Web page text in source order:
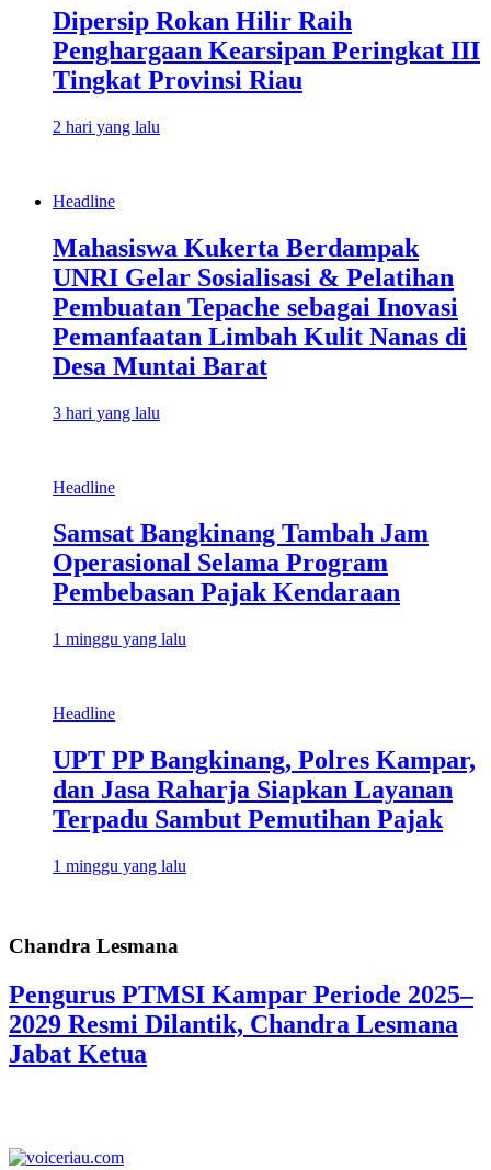
Dipersip Rokan Hilir Raih
Penghargaan Kearsipan Peringkat III
Tingkat Provinsi Riau
2 hari yang lalu
Headline
Mahasiswa Kukerta Berdampak
UNRI Gelar Sosialisasi & Pelatihan
Pembuatan Tepache sebagai Inovasi
Pemanfaatan Limbah Kulit Nanas di
Desa Muntai Barat
3 hari yang lalu
Headline
Samsat Bangkinang Tambah Jam
Operasional Selama Program
Pembebasan Pajak Kendaraan
1 minggu yang lalu
Headline
UPT PP Bangkinang, Polres Kampar,
dan Jasa Raharja Siapkan Layanan
Terpadu Sambut Pemutihan Pajak
1 minggu yang lalu
Chandra Lesmana
Pengurus PTMSI Kampar Periode 2025–
2029 Resmi Dilantik, Chandra Lesmana
Jabat Ketua